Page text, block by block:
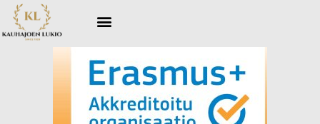
Siirry
sisältöön